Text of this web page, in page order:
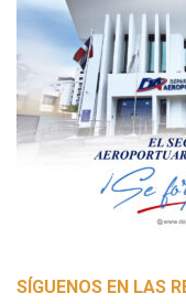
SÍGUENOS EN LAS